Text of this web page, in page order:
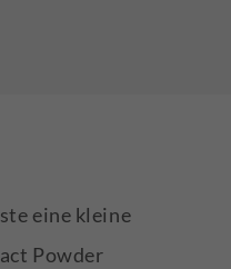
eine kleine
Powder